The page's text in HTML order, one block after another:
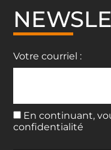
Votre courriel :
En continuant,
confidentialité